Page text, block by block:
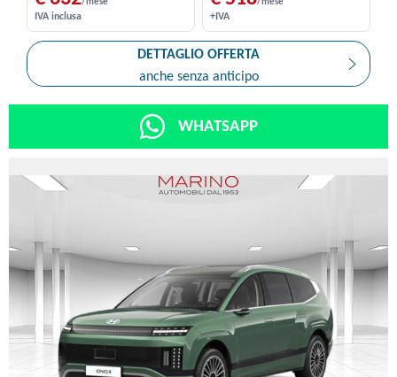
/mese
IVA inclusa
/mese
+IVA
DETTAGLIO OFFERTA
anche senza anticipo
WHATSAPP